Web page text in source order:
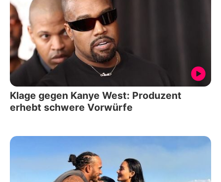
Klage gegen Kanye West: Produzent
erhebt schwere Vorwürfe